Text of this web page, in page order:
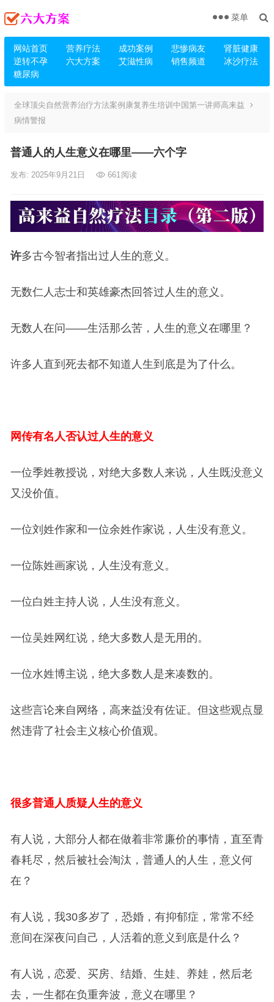
网站首页 营养疗法 成功案例 悲惨病友
肾脏健康
逆转不孕
六大方案 艾滋性病 销售频道
冰沙疗法
糖尿病
菜单
全球顶尖自然营养治疗方法案例康复养生培训中国第一讲师高来益
病情警报
普通人的人生意义在哪里——六个字
发布: 2025年9月21日 661阅读
许多古今智者指出过人生的意义。
无数仁人志士和英雄豪杰回答过人生的意义。
无数人在问——生活那么苦，人生的意义在哪里？
许多人直到死去都不知道人生到底是为了什么。
网传有名人否认过人生的意义
一位季姓教授说，对绝大多数人来说，人生既没意义
又没价值。
一位刘姓作家和一位余姓作家说，人生没有意义。
一位陈姓画家说，人生没有意义。
一位白姓主持人说，人生没有意义。
一位吴姓网红说，绝大多数人是无用的。
一位水姓博主说，绝大多数人是来凑数的。
这些言论来自网络，高来益没有佐证。但这些观点显
然违背了社会主义核心价值观。
很多普通人质疑人生的意义
有人说，大部分人都在做着非常廉价的事情，直至青
春耗尽，然后被社会淘汰，普通人的人生，意义何
在？
有人说，我30多岁了，恐婚，有抑郁症，常常不经
意间在深夜问自己，人活着的意义到底是什么？
有人说，恋爱、买房、结婚、生娃、养娃，然后老
去，一生都在负重奔波，意义在哪里？